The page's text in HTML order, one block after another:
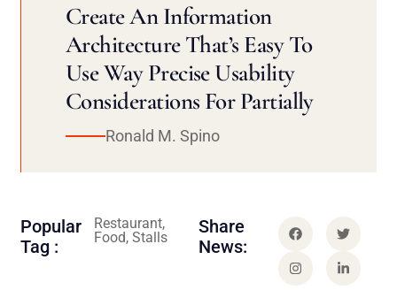
Create An Information
Architecture That’s Easy To
Use Way Precise Usability
Considerations For Partially
Ronald M. Spino
Popular
Tag :
Restaurant,
Food, Stalls
Share
News: